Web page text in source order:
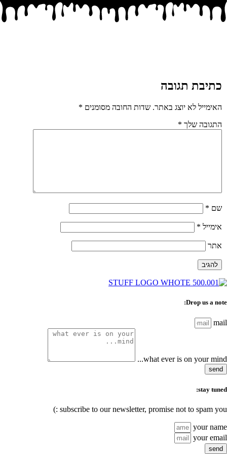
תגובה
לא יוצג באתר. שדות החובה מסומנים*
שלך*
*
*
Drop us a
what ever is on your
stay
subscribe to our newsletter, promise not to spam
your
your